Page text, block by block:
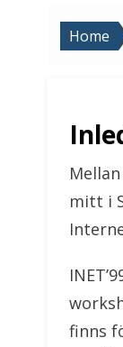
Home
mitt i
finns